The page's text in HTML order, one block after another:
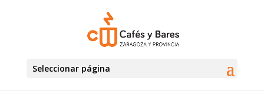
Seleccionar página